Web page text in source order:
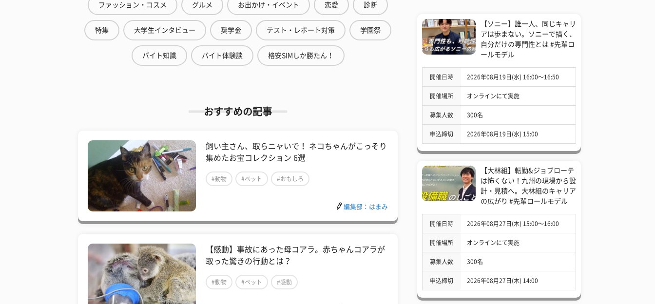
ファッション・コスメ グルメ お出かけ・イベント 恋愛 診断
特集 大学生インタビュー 奨学金 テスト・レポート対策 学園祭
バイト知識 バイト体験談 格安SIMしか勝たん！
おすすめの記事
飼い主さん、取らニャいで！ ネコちゃんがこっそり
集めたお宝コレクション 6選
#動物 #ペット #おもしろ
編集部：はまみ
【感動】事故にあった母コアラ。赤ちゃんコアラが
取った驚きの行動とは？
#動物 #ペット #感動
【ソニー】誰一人、同じキャリ
アは歩まない。ソニーで描く、
自分だけの専門性とは #先輩ロ
ールモデル
開催日時 2026年08月19日(水) 16:00〜16:50
開催場所 オンラインにて実施
募集人数 300名
申込締切 2026年08月19日(水) 15:00
【大林組】転勤&ジョブローテ
は怖くない！九州の現場から設
計・見積へ。大林組のキャリア
の広がり #先輩ロールモデル
開催日時 2026年08月27日(木) 15:00〜16:00
開催場所 オンラインにて実施
募集人数 300名
申込締切 2026年08月27日(木) 14:00